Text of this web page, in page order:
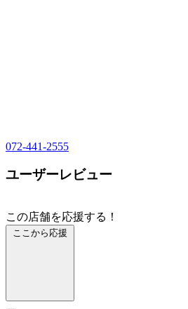
072-441-2555
ユーザーレビュー
この店舗を応援する！
ここから応援